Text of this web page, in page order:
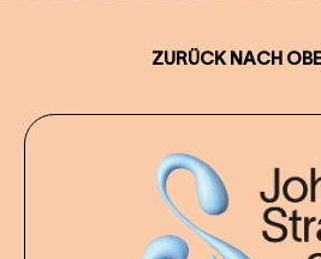
ZURÜCK NACH